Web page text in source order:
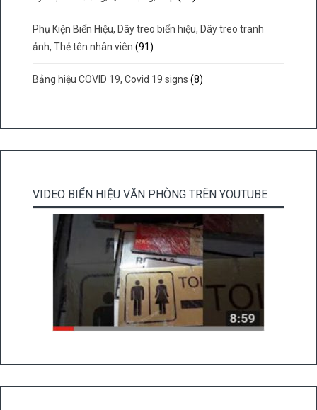
Phụ Kiện Biển Hiệu, Dây treo biển hiệu, Dây treo tranh
ảnh, Thẻ tên nhân viên (91)
Bảng hiệu COVID 19, Covid 19 signs (8)
VIDEO BIỂN HIỆU VĂN PHÒNG TRÊN YOUTUBE